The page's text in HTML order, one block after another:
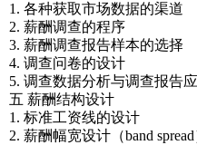
1. 各种获取市场数据的渠道
2. 薪酬调查的程序
3. 薪酬调查报告样本的选择
4. 调查问卷的设计
5. 调查数据分析与调查报告
五 薪酬结构设计
1. 标准工资线的设计
2. 薪酬幅宽设计（band spread